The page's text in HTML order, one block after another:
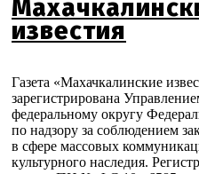
известия
Газета «Махачкалинские
зарегистрирована
федеральному округу
по надзору за соблюдением
в сфере массовых
культурного наследия.